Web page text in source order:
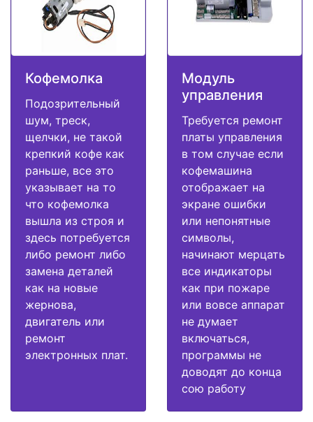
Кофемолка
Подозрительный
шум, треск,
щелчки, не такой
крепкий кофе как
раньше, все это
указывает на то
что кофемолка
вышла из строя и
здесь потребуется
либо ремонт либо
замена деталей
как на новые
жернова,
двигатель или
ремонт
электронных плат.
Модуль
управления
Требуется ремонт
платы управления
в том случае если
кофемашина
отображает на
экране ошибки
или непонятные
символы,
начинают мерцать
все индикаторы
как при пожаре
или вовсе аппарат
не думает
включаться,
программы не
доводят до конца
сою работу